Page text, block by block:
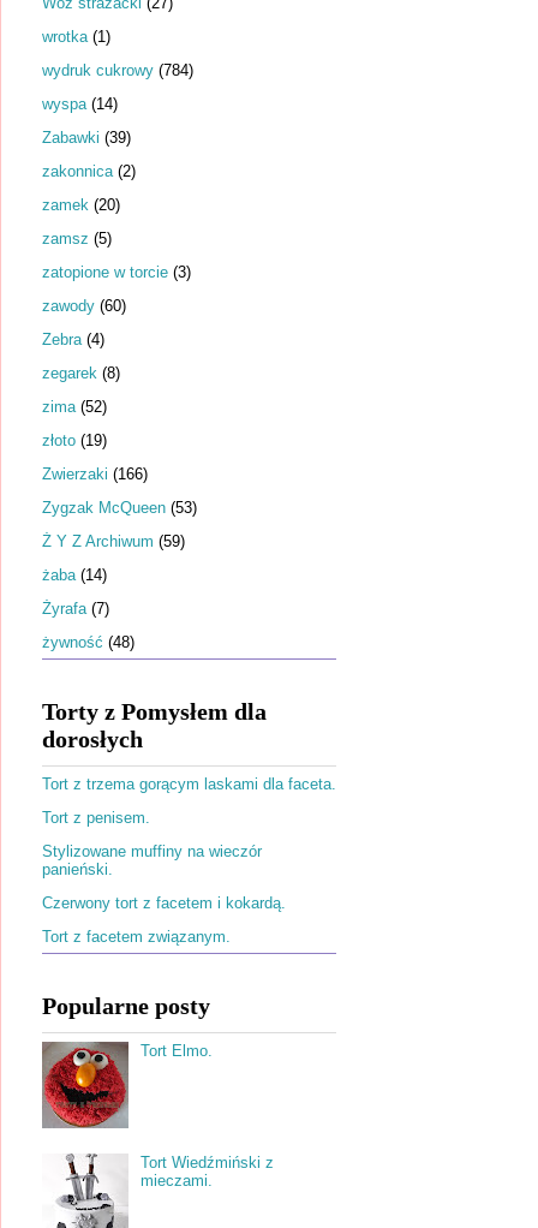
wrotka (1)
wydruk cukrowy (784)
wyspa (14)
Zabawki (39)
zakonnica (2)
zamek (20)
zamsz (5)
zatopione w torcie (3)
zawody (60)
Zebra (4)
zegarek (8)
zima (52)
złoto (19)
Zwierzaki (166)
Zygzak McQueen (53)
Ż Y Z Archiwum (59)
żaba (14)
Żyrafa (7)
żywność (48)
Torty z Pomysłem dla
dorosłych
Tort z trzema gorącym laskami dla faceta.
Tort z penisem.
Stylizowane muffiny na wieczór
panieński.
Czerwony tort z facetem i kokardą.
Tort z facetem związanym.
Popularne posty
Tort Elmo.
Tort Wiedźmiński z
mieczami.